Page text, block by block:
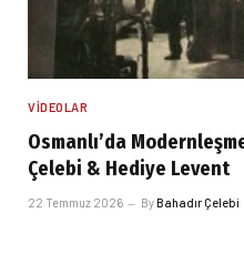
VIDEOLAR
Osmanlı’da
Çelebi & Hediye Levent
22 Temmuz 2026 ByBahadır Çelebi